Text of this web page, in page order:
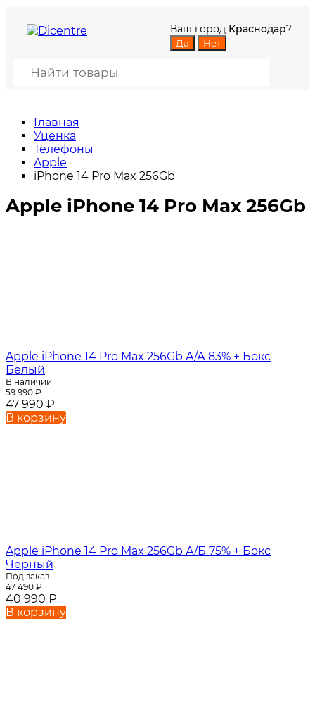
Ваш город Краснодар?
Главная
Уценка
Телефоны
Apple
iPhone 14 Pro Max 256Gb
Apple iPhone 14 Pro Max 256Gb
Apple iPhone 14 Pro Max 256Gb А/А 83% + Бокс
Белый
В наличии
59 990 ₽
47 990 ₽
В корзину
Apple iPhone 14 Pro Max 256Gb А/Б 75% + Бокс
Черный
Под заказ
47 490 ₽
40 990 ₽
В корзину